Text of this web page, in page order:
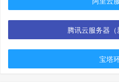
腾讯云服务器（
宝塔